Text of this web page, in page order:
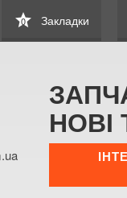
star
0 Закладки
НОВІ
КУПИТИ